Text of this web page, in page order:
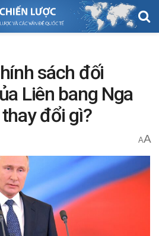
sách đối
Liên bang Nga
đổi gì?
AA